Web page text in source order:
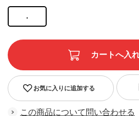
.
お気に入りに追加する
この商品について問い合わせる